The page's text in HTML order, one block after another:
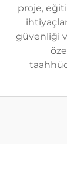
proje,
güvenliği